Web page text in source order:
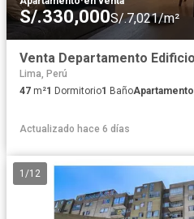
S/.330,000S/.7,021/m²
Lima, Perú
47 m²1 Dormitorio1 BañoApartamento
Actualizado hace 6 días
1 /12